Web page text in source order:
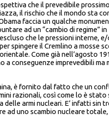
che il prevedibile
il rischio che il mondo sta
faccia un qualche
ad un “cambio di regime” in
che le pressioni interne,
spingere il Cremlino a mosse
Come già nell’agosto
conseguenze imprevedibili ma
è fornito dal fatto che un
razionali, così come lo è stato
delle armi nucleari. E’ infatti sin
uno scambio nucleare totale,